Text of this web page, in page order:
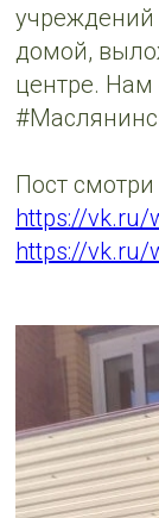
учреждений
домой,
центре. Нам
Пост
https://vk.ru/
https://vk.ru/